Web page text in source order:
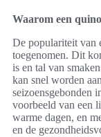
Waarom een
De populariteit van
toegenomen. Dit
is en tal van
kan snel worden
seizoensgebonden
voorbeeld van een
warme dagen, en
en de